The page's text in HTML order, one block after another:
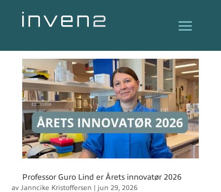
Professor Guro Lind er Årets innovatør 2026
av Janncike Kristoffersen | jun 29, 2026